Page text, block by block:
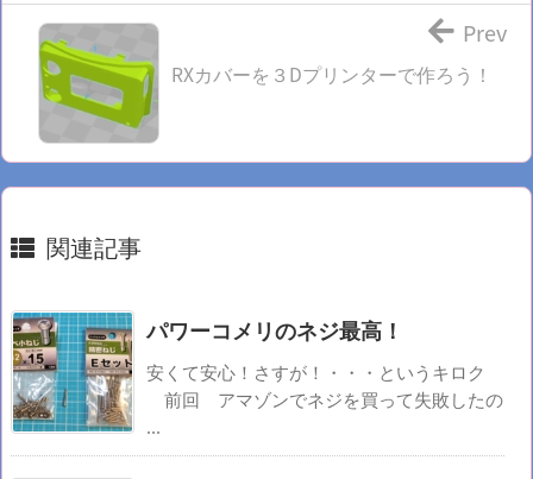
RXカバーを３Dプリンターで作ろう！
Prev
関連記事
パワーコメリのネジ最高！
安くて安心！さすが！・・・というキロク
前回 アマゾンでネジを買って失敗したの
...